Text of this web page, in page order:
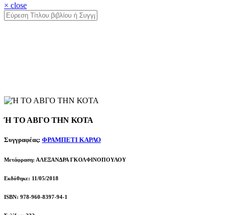
× close
Ή ΤΟ ΑΒΓΟ ΤΗΝ ΚΟΤΑ
Συγγραφέας: ΦΡΑΜΠΕΤΙ ΚΑΡΛΟ
Μετάφραση: ΑΛΕΞΑΝΔΡΑ ΓΚΟΛΦΙΝΟΠΟΥΛΟΥ
Εκδόθηκε: 11/05/2018
ISBN: 978-960-8397-94-1